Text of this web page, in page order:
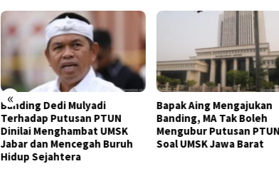
«
Bapak Aing Mengajukan
Banding, MA Tak Boleh
Mengubur Putusan PTUN
Soal UMSK Jawa Barat
Sengketa UMSK Jabar
Tak Berkesudahan, Dedi
Mulyadi Terancam
Pemberhentian